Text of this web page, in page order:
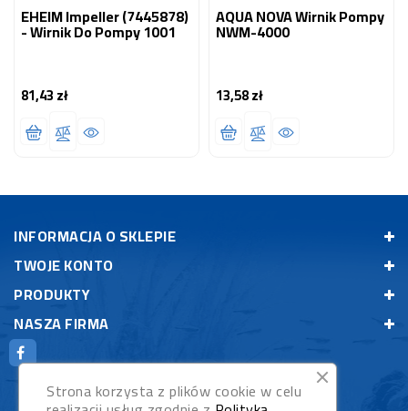
EHEIM Impeller (7445878)
- Wirnik Do Pompy 1001
81,43 złCena
AQUA NOVA Wirnik Pompy
NWM-4000
13,58 złCena
INFORMACJA O SKLEPIE
TWOJE KONTO
PRODUKTY
NASZA FIRMA
Strona korzysta z plików cookie w celu